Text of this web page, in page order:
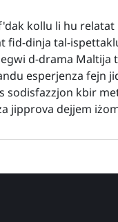
kollu li hu relatat
fid-dinja tal-
d-drama Maltija
esperjenza fejn
sodisfazzjon kbir
jipprova dejjem